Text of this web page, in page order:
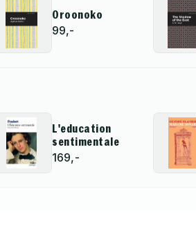
Oroonoko
99,-
L'education
sentimentale
169,-